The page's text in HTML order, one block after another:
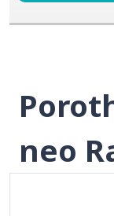
neo